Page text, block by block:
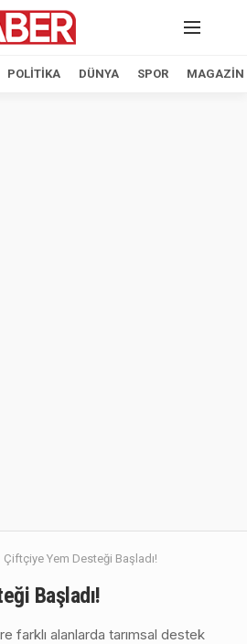
POLITIKA DÜNYA SPOR MAGAZIN
Çiftçiye Yem Desteği Başladı!
Başladı!
farklı alanlarda tarımsal destek